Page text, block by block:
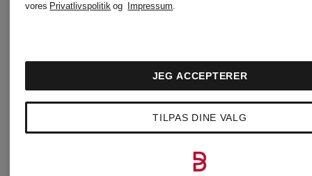
vores Privatlivspolitik og Impressum.
TILPAS DINE VALG
JEG ACCEPTERER